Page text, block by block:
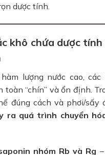
dược tính.
khô chứa dược tính
lượng nước cao,
“chín” và ổn định.
đúng cách và phơi/sấy
ra quá trình chuyển
nhóm Rb và Rg